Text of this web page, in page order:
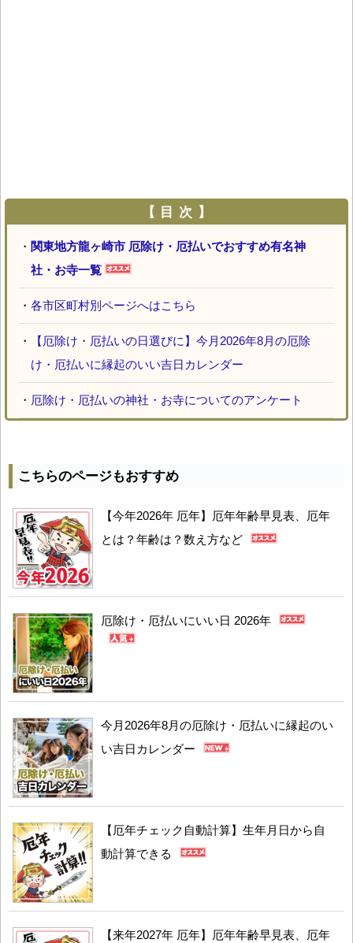
【 目 次 】
・ 関東地方龍ヶ崎市 厄除け・厄払いでおすすめ有名神
社・お寺一覧
・ 各市区町村別ページへはこちら
・
【厄除け・厄払いの日選びに】今月2026年8月の厄除
け・厄払いに縁起のいい吉日カレンダー
・ 厄除け・厄払いの神社・お寺についてのアンケート
こちらのページもおすすめ
【今年2026年 厄年】厄年年齢早見表、厄年
とは？年齢は？数え方など
厄除け・厄払いにいい日 2026年
今月2026年8月の厄除け・厄払いに縁起のい
い吉日カレンダー
【厄年チェック自動計算】生年月日から自
動計算できる
【来年2027年 厄年】厄年年齢早見表、厄年